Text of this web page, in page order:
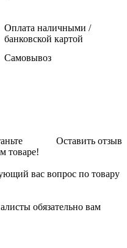
Оплата наличными /
банковской картой
Самовывоз
Оставить отзыв
товаре!
вас вопрос по товару
обязательно вам